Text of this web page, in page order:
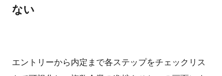
ない
エントリーから内定まで各ステップをチェックリス